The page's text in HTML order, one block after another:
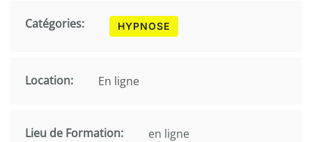
Catégories: HYPNOSE
Location: En ligne
Lieu de Formation: en ligne